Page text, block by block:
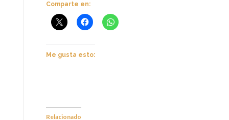
Comparte en:
Me gusta esto:
Relacionado